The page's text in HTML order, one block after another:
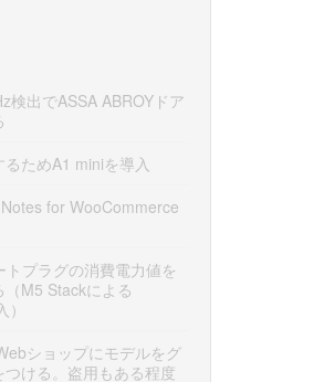
検出でASSA ABROYドア
ためA1 miniを導入
for WooCommerce
プラグの消費電力値を
M5 Stackによる
ショップにモデルをグ
ける。盗用もある程度